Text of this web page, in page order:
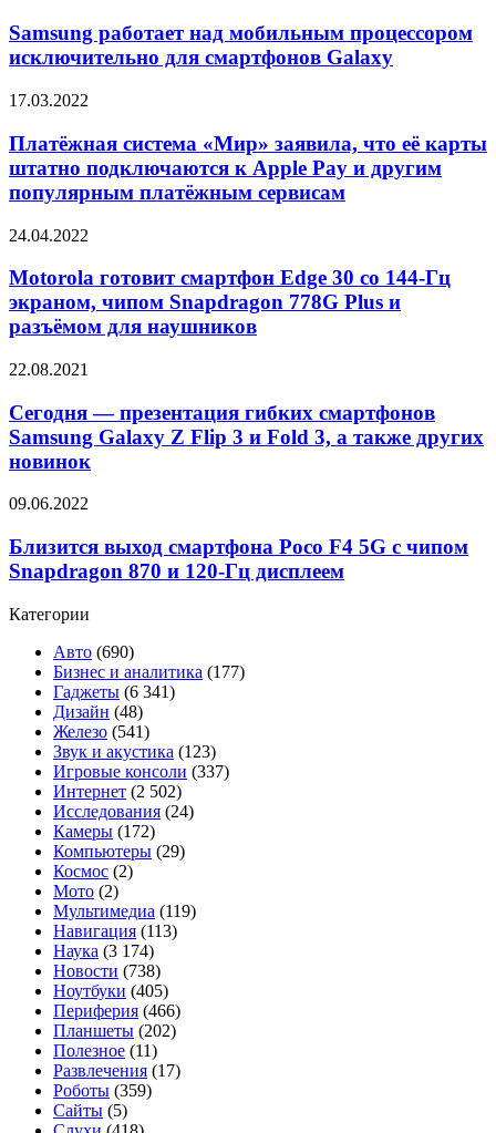
над
мобильным
процессором
для
Galaxy
Samsung работает над мобильным процессором
исключительно для смартфонов Galaxy
Платёжная
«Мир»
заявила,
что
её
штатно
к
Apple
Pay
и
популярным
сервисам
17.03.2022
Платёжная система «Мир» заявила, что её карты
штатно подключаются к Apple Pay и другим
популярным платёжным сервисам
Motorola
смартфон
30
со
Гц
чипом
Snapdragon
Plus
и
разъёмом
наушников
24.04.2022
Motorola готовит смартфон Edge 30 со 144-Гц
экраном, чипом Snapdragon 778G Plus и
разъёмом для наушников
Сегодня
презентация
гибких
смартфонов
Samsung
Z
3
и
3,
также
других
новинок
22.08.2021
Сегодня — презентация гибких смартфонов
Samsung Galaxy Z Flip 3 и Fold 3, а также других
новинок
Близится
смартфона
Poco
F4
с
Snapdragon
120-
дисплеем
09.06.2022
Близится выход смартфона Poco F4 5G с чипом
Snapdragon 870 и 120-Гц дисплеем
Категории
Авто (690)
Бизнес и аналитика (177)
Гаджеты (6 341)
Дизайн (48)
Железо (541)
Звук и акустика (123)
Игровые консоли (337)
Интернет (2 502)
Исследования (24)
Камеры (172)
Компьютеры (29)
Космос (2)
Мото (2)
Мультимедиа (119)
Навигация (113)
Наука (3 174)
Новости (738)
Ноутбуки (405)
Периферия (466)
Планшеты (202)
Полезное (11)
Развлечения (17)
Роботы (359)
Сайты (5)